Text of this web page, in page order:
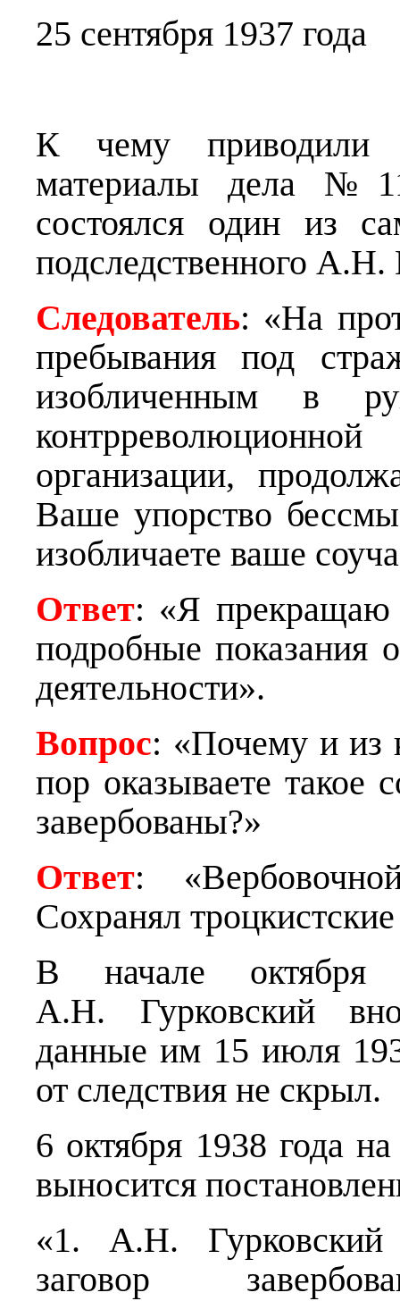
25 сентября 1937 года
К чему приводили
материалы дела
состоялся один из
подследственного А.Н.
Следователь: «На
пребывания под
изобличенным в
организации,
Ваше упорство
изобличаете ваше
Ответ: «Я прекращаю
подробные показания
деятельности».
Вопрос: «Почему и из
пор оказываете такое
завербованы?»
Ответ:
Сохранял
В начале
А.Н. Гурковский
данные им 15 июля
от следствия не скрыл.
6 октября 1938 года
выносится
«1. А.Н. Гурковский
заговор